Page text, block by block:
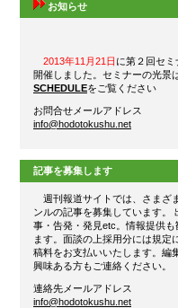
お知らせ
2013年11月21日 に第２回セミ
開催しました。セミナーの光景
SCHEDULEをご覧ください
お問合せメールアドレス
info@hodotokushu.net
記事を募集します
週刊報道サイトでは、さまざ
ンルの記事を募集しています。
事・告発・発見etc。情報提供も
ます。面談の上採用分には規定
稿料をお支払いいたします。編
興味ある方もご連絡ください。
連絡先メールアドレス
info@hodotokushu.net